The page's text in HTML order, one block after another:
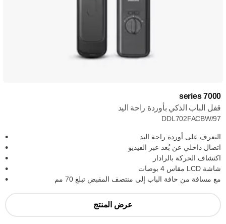
7000 series
قفل الباب الذكي بأوردة راحة اليد
DDL702FACBW/97
التعرف على أوردة راحة اليد
اتصال داخلي عن بُعد عبر الفيديو
اكتشاف الحركة بالرادار
شاشة LCD مقاس 4 بوصات
مع مسافة من حافة الباب إلى منتصف المقبض تبلغ 70 مم
عرض المنتج